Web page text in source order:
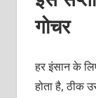
गोचर
हर इंसान के
होता है, ठीक